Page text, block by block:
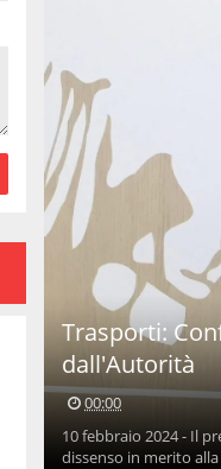
Trasporti:
dall'Autorità
00:00
10 febbraio 2024 - Il
dissenso in merito